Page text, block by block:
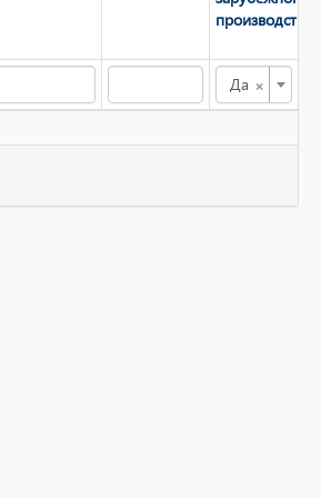
производства
×
Да